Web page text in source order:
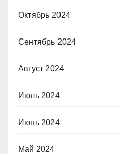
Октябрь 2024
Сентябрь 2024
Август 2024
Июль 2024
Июнь 2024
Май 2024